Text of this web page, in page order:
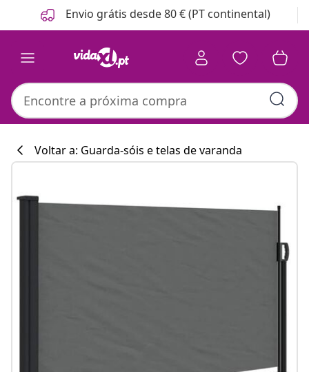
Anterior
Seguinte Envio grátis desde 80 € (PT continental)
Voltar a: Guarda-sóis e telas de varanda